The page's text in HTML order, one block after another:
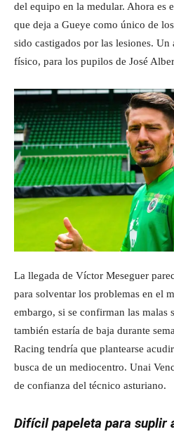
del equipo en la medular. Ahora es
que deja a Gueye como único de
sido castigados por las lesiones. Un
físico, para los pupilos de José
La llegada de Víctor Meseguer
para solventar los problemas en el
embargo, si se confirman las malas
también estaría de baja durante
Racing tendría que plantearse
busca de un mediocentro. Unai
de confianza del técnico asturiano.
Difícil papeleta para suplir